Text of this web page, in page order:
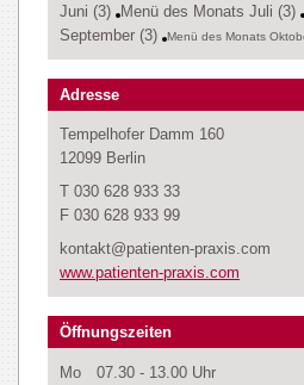
Juni (3)
Menü des Monats Juli (3)
September (3)
Menü des Monats
Adresse
Tempelhofer Damm 160
12099 Berlin
T 030 628 933 33
F 030 628 933 99
kontakt@patienten-praxis.com
www.patienten-praxis.com
Öffnungszeiten
Mo
07.30 - 13.00 Uhr